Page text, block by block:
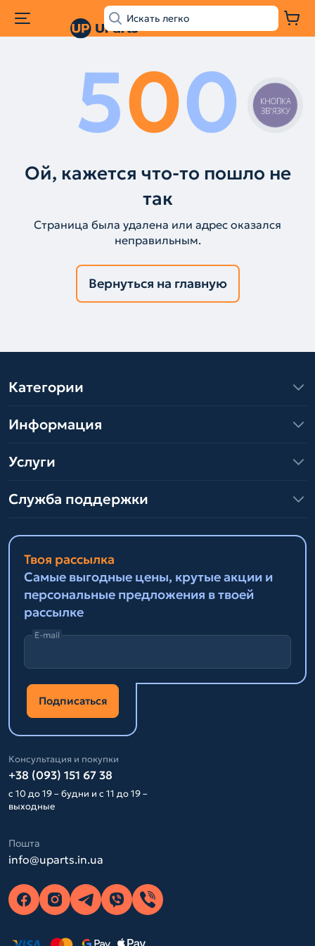
500
Ой, кажется что-то пошло не
так
Страница была удалена или адрес оказался
неправильным.
Вернуться на главную
Категории
Информация
Услуги
Служба поддержки
Твоя рассылка
Самые выгодные цены, крутые акции и
персональные предложения в твоей
рассылке
E-mail
Подписаться
Консультация и покупки
+38 (093) 151 67 38
с 10 до 19 – будни и с 11 до 19 –
выходные
Пошта
info@uparts.in.ua
КНОПКА
ЗВ'ЯЗКУ